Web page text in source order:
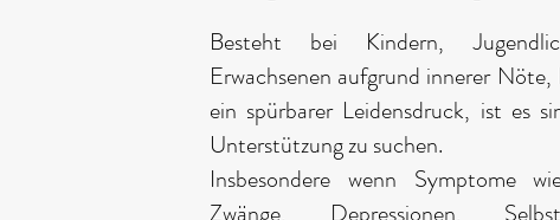
Besteht bei Kindern,
Erwachsenen aufgrund innerer
ein spürbarer Leidensdruck, ist es
Unterstützung zu suchen.
Insbesondere wenn Symptome